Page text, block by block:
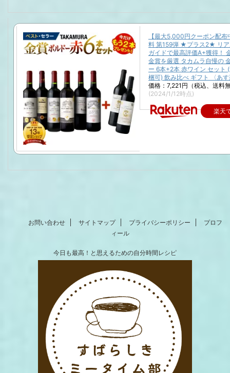
【最大5,000円クーポン配布
料 第159弾 ★プラス2★ リア
ガイドで最高評価A+獲得！
金賞を厳選 タカムラ自慢の
ー 6本+2本 赤ワイン セット
梱可) 飲み比べ ギフト 〈あ
価格：7,221円（税込、送料
(2024/1/12時点)
楽天
お問い合わせ サイトマップ プライバシーポリシー
プロフ
ィール
今日も最高！と思えるための自分時間レシピ